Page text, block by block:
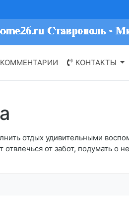
КОММЕНТАРИИ КОНТАКТЫ
отдых удивительными
от забот, подумать о